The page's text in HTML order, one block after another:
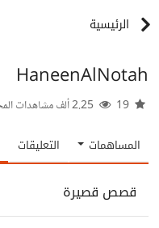
الرئيسية
HaneenAlNotah
المساهمات التعليقات
قصص قصيرة